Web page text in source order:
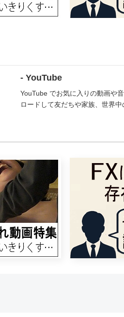
- YouTube
YouTube でお気に入りの動画や
ロードして友だちや家族、世界中